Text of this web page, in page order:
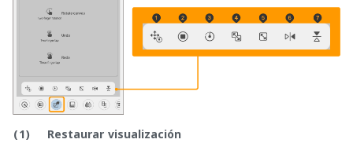
(1)
Restaurar visualización